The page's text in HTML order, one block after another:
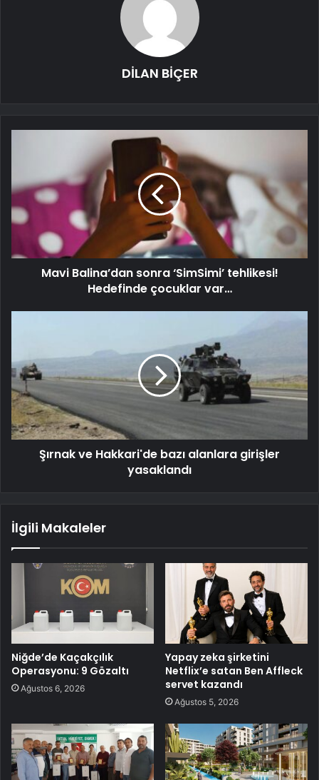
DİLAN BİÇER
Mavi Balina’dan sonra ‘SimSimi’ tehlikesi!
Hedefinde çocuklar var…
Şırnak ve Hakkari'de bazı alanlara girişler
yasaklandı
İlgili Makaleler
Niğde’de Kaçakçılık
Operasyonu: 9 Gözaltı
Ağustos 6, 2026
Yapay zeka şirketini
Netflix’e satan Ben Affleck
servet kazandı
Ağustos 5, 2026